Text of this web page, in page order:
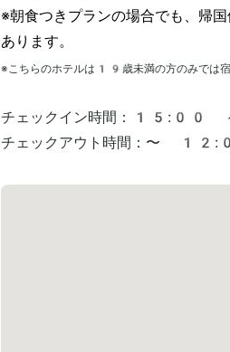
※朝食つきプランの場合でも、帰
あります。
※こちらのホテルは 19 歳未満の方のみでは
チェックイン時間：
15:00
チェックアウト時間： 〜